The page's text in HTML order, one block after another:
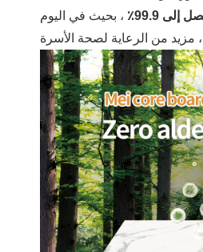
99.9٪
، بحيث في اليوم